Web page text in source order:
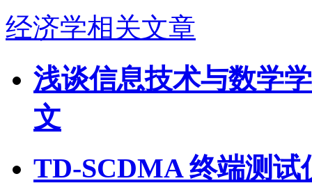
经济学相关文章
浅谈信息技术与数学
文
TD-SCDMA 终端测